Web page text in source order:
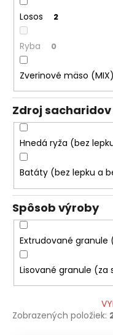
Losos 2
Ryba 0
Zverinové mäso (MIX)
Zdroj sacharidov
Hnedá ryža (bez
Batáty (bez lepku a
Spôsob výroby
Extrudované granule
Lisované granule (za
Zobrazených položiek: